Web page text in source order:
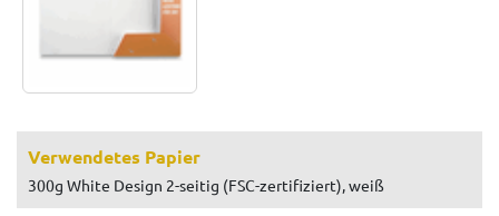
Verwendetes Papier
300g White Design 2-seitig (FSC-zertifiziert), weiß